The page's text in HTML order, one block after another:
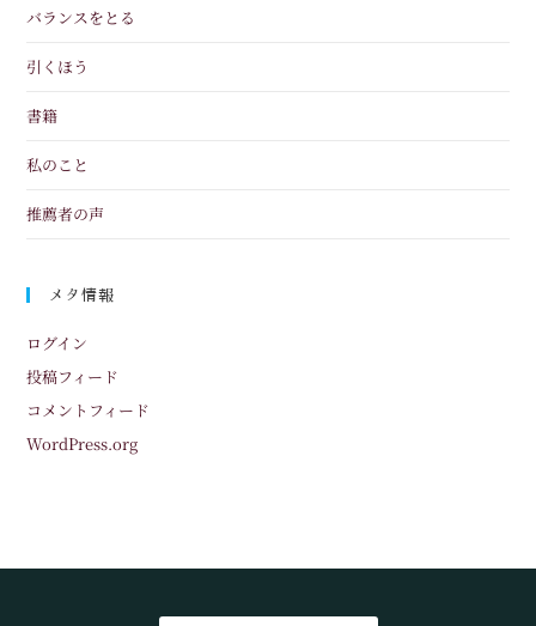
バランスをとる
引くほう
書籍
私のこと
推薦者の声
メタ情報
ログイン
投稿フィード
コメントフィード
WordPress.org